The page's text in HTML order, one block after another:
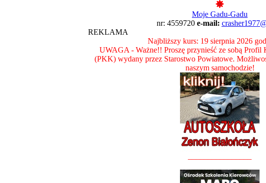
Moje Gadu-Gadu
nr: 4559720 e-mail:
REKLAMA
Najbliższy kurs: 19 sierpnia 2026
UWAGA - Ważne!! Proszę przynieść ze sobą Profil
(PKK) wydany przez Starostwo Powiatowe.
naszym samochodzie!